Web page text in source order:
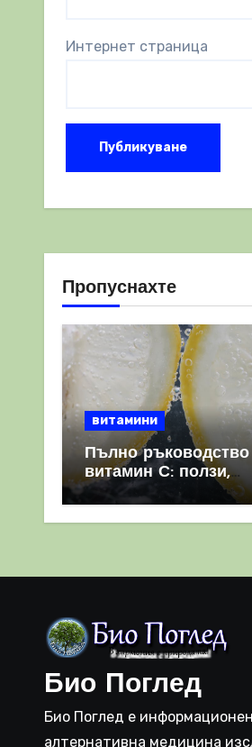
Интернет страница
Пропуснахте
витамини
Пълно ръководство
витамин С: ползи,
източници и защо е
важен за имунната
Био Поглед
Био Поглед е
алтернативна медицина